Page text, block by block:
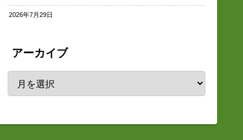
2026年7月29日
アーカイブ